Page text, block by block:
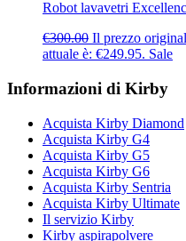
Robot lavavetri
€300.00 Il prezzo
attuale è: €249.95. Sale
Informazioni di Kirby
Acquista Kirby Diamond
Acquista Kirby G4
Acquista Kirby G5
Acquista Kirby G6
Acquista Kirby Sentria
Acquista Kirby Ultimate
Il servizio Kirby
Kirby aspirapolvere